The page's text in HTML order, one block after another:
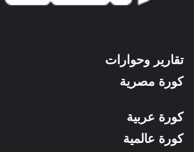
تقارير وحوارات
كورة مصرية
كورة عربية
كورة عالمية